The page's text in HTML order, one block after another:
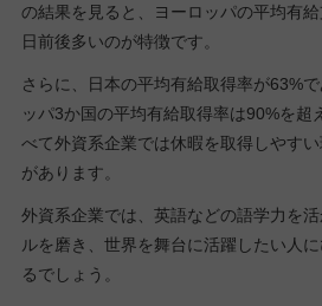
の結果を見ると、ヨーロッパの平均有
日前後多いのが特徴です。
さらに、日本の平均有給取得率が63%
ッパ3か国の平均有給取得率は90%を超
べて外資系企業では休暇を取得しやす
があります。
外資系企業では、英語などの語学力を
ルを磨き、世界を舞台に活躍したい人
るでしょう。